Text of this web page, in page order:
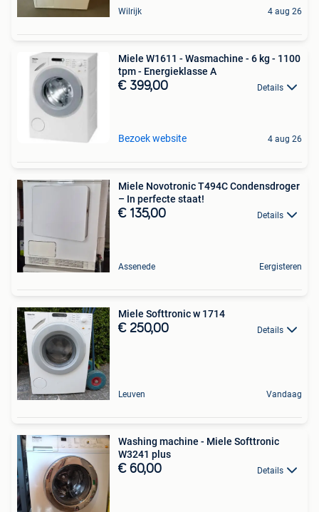
Wilrijk 4 aug 26
Miele W1611 - Wasmachine - 6 kg - 1100
tpm - Energieklasse A
€ 399,00 Details
Bezoek website 4 aug 26
Miele Novotronic T494C Condensdroger
– In perfecte staat!
€ 135,00 Details
Assenede Eergisteren
Miele Softtronic w 1714
€ 250,00 Details
Leuven Vandaag
Washing machine - Miele Softtronic
W3241 plus
€ 60,00 Details